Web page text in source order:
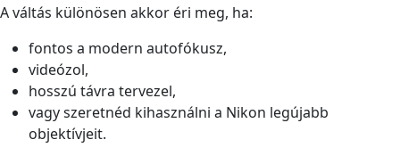
A váltás különösen akkor éri meg, ha:
fontos a modern autofókusz,
videózol,
hosszú távra tervezel,
vagy szeretnéd kihasználni a Nikon legújabb
objektívjeit.